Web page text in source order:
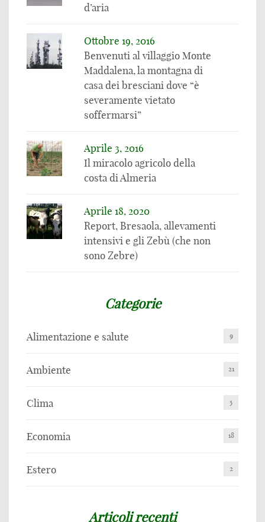
d’aria
Ottobre 19, 2016
Benvenuti al villaggio Monte
Maddalena, la montagna di
casa dei bresciani dove “è
severamente vietato
soffermarsi”
Aprile 3, 2016
Il miracolo agricolo della
costa di Almeria
Aprile 18, 2020
Report, Bresaola, allevamenti
intensivi e gli Zebù (che non
sono Zebre)
Categorie
Alimentazione e salute 9
Ambiente 21
Clima 5
Economia 18
Estero 2
Articoli recenti